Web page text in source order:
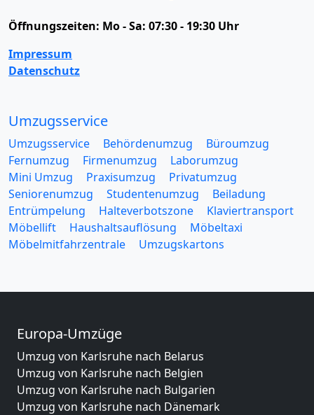
Öffnungszeiten: Mo - Sa: 07:30 - 19:30 Uhr
Impressum
Datenschutz
Umzugsservice
Umzugsservice Behördenumzug
Büroumzug
Fernumzug
Firmenumzug
Laborumzug
Mini Umzug
Praxisumzug
Privatumzug
Seniorenumzug
Studentenumzug
Beiladung
Entrümpelung
Halteverbotszone
Klaviertransport
Möbellift
Haushaltsauflösung
Möbeltaxi
Möbelmitfahrzentrale
Umzugskartons
Europa-Umzüge
Umzug von Karlsruhe nach Belarus
Umzug von Karlsruhe nach Belgien
Umzug von Karlsruhe nach Bulgarien
Umzug von Karlsruhe nach Dänemark